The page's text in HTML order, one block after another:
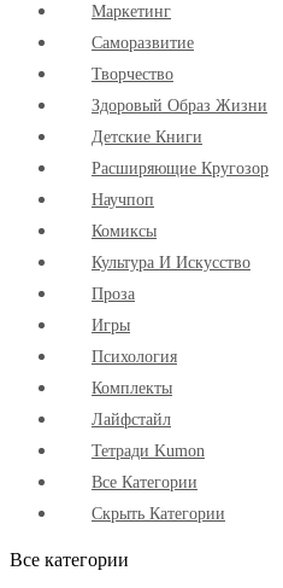
Маркетинг
Cаморазвитие
Творчество
Здоровый Образ Жизни
Детские Книги
Расширяющие Кругозор
Научпоп
Комиксы
Культура И Искусство
Проза
Игры
Психология
Комплекты
Лайфстайл
Тетради Kumon
Все Категории
Скрыть Категории
Все категории